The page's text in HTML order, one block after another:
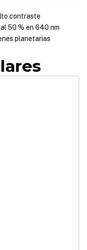
contraste
50 % en 640 nm
planetarias